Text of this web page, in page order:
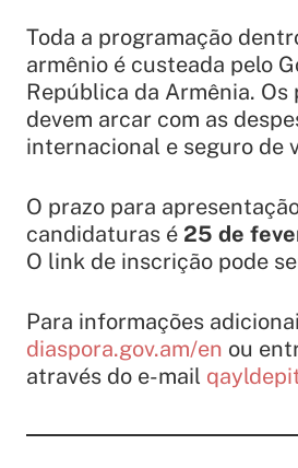
Toda a programação
armênio é custeada pelo
República da Armênia.
devem arcar com as
internacional e seguro de
O prazo para
candidaturas é 25 de
O link de inscrição pode
Para informações
diaspora.gov.am/en ou
através do e-mail